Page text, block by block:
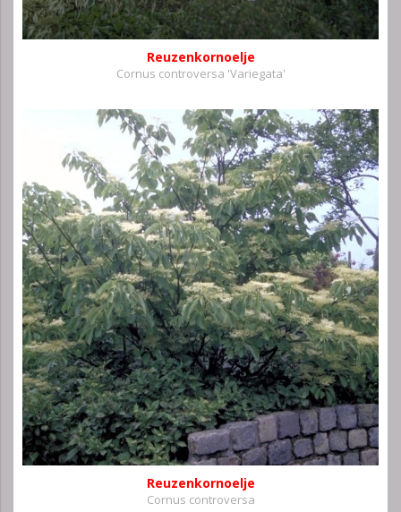
Reuzenkornoelje
Cornus controversa 'Variegata'
Reuzenkornoelje
Cornus controversa